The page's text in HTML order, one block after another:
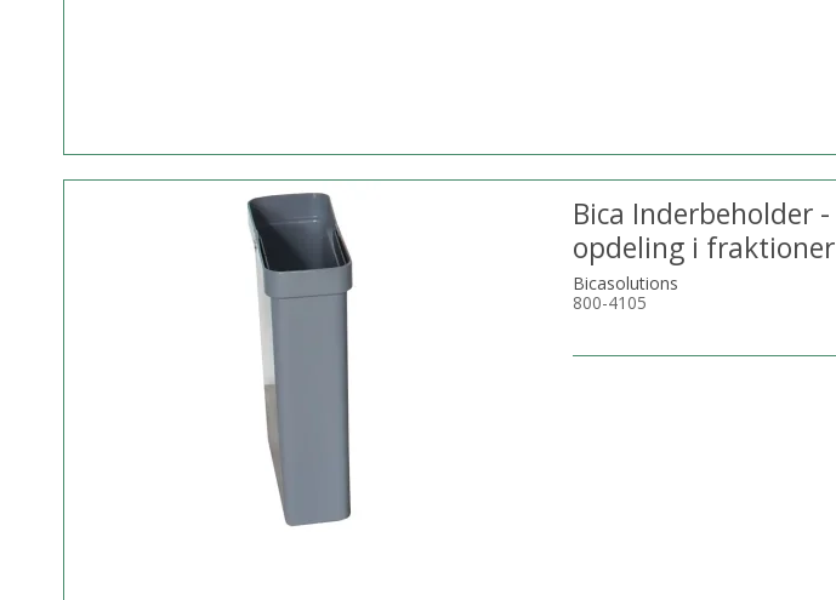
Bica Inderbeholder
opdeling i fraktioner
Bicasolutions
800-4105